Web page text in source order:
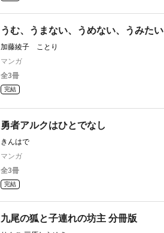
うむ、うまない、うめない、うみたい
加藤綾子 ことり
マンガ
全3冊
完結
勇者アルクはひとでなし
きんはで
マンガ
全3冊
完結
九尾の狐と子連れの坊主 分冊版